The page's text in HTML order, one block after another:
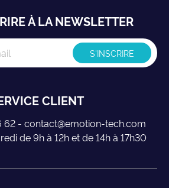
À LA NEWSLETTER
CLIENT
62 - contact@emotion-tech.com
de 9h à 12h et de 14h à 17h30